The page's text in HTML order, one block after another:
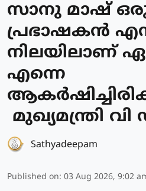
സാനു മാഷ്
പ്രഭാഷകൻ
നിലയിലാണ്
എന്നെ
മുഖ്യമന്ത്രി
Sathyadeepam
Published on: 03 Aug 2026, 9:02